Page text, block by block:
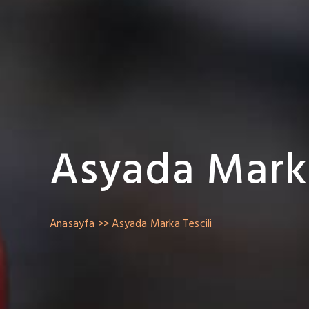
Asyada
Asyada Mark
Anasayfa Asyada Marka Tescili